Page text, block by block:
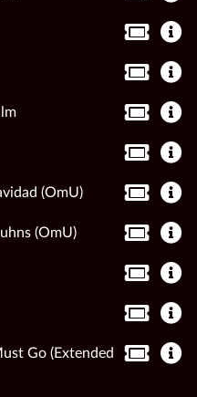
(OmU)
(OmU)
Go (Extended